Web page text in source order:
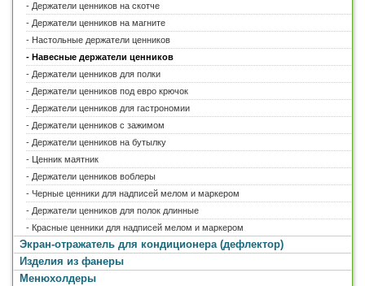
- Держатели ценников на скотче
- Держатели ценников на магните
- Настольные держатели ценников
- Навесные держатели ценников
- Держатели ценников для полки
- Держатели ценников под евро крючок
- Держатели ценников для гастрономии
- Держатели ценников с зажимом
- Держатели ценников на бутылку
- Ценник маятник
- Держатели ценников воблеры
- Черные ценники для надписей мелом и маркером
- Держатели ценников для полок длинные
- Красные ценники для надписей мелом и маркером
Экран-отражатель для кондиционера (дефлектор)
Изделия из фанеры
Менюхолдеры
Высота
до 100 мм.(7)
100 — 200 мм.(5)
200 — 300 мм.(1)
300 — 500 мм.(0)
больше 500 мм.(0)
Глубина
до 100 мм.(13)
100 — 200 мм.(0)
200 — 300 мм.(0)
больше 300 мм.
ПРИМЕНИТЬ
Изделия из фанеры
Менюхолдеры
Визитницы
Буклетницы
Акриловые карманы
Подставки под бижутерию
Подставки под косметику
Подставки и стойки
Горки для товара
Монетницы
Пластиковые ящики и коробки
Лототроны
Номерки и бирки
Лабораторные подставки
Информационные стенды
Бейджи